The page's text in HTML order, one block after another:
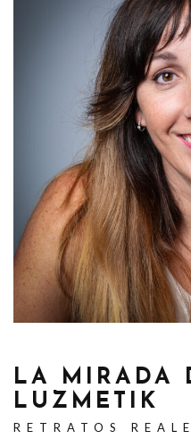
LA MIRADA
LUZMETIK
RETRATOS